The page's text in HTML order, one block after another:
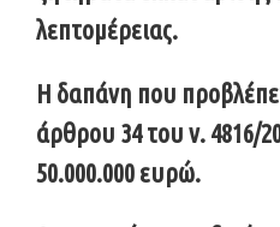
λεπτομέρειας.
Η δαπάνη που
άρθρου 34 του ν. 4816/
50.000.000 ευρώ.